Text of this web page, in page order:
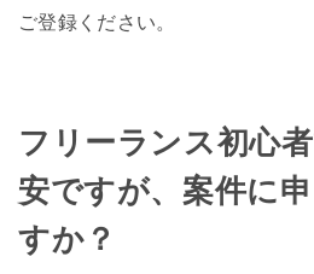
ご登録ください。
フリーランス初心
安ですが、案件に
すか？